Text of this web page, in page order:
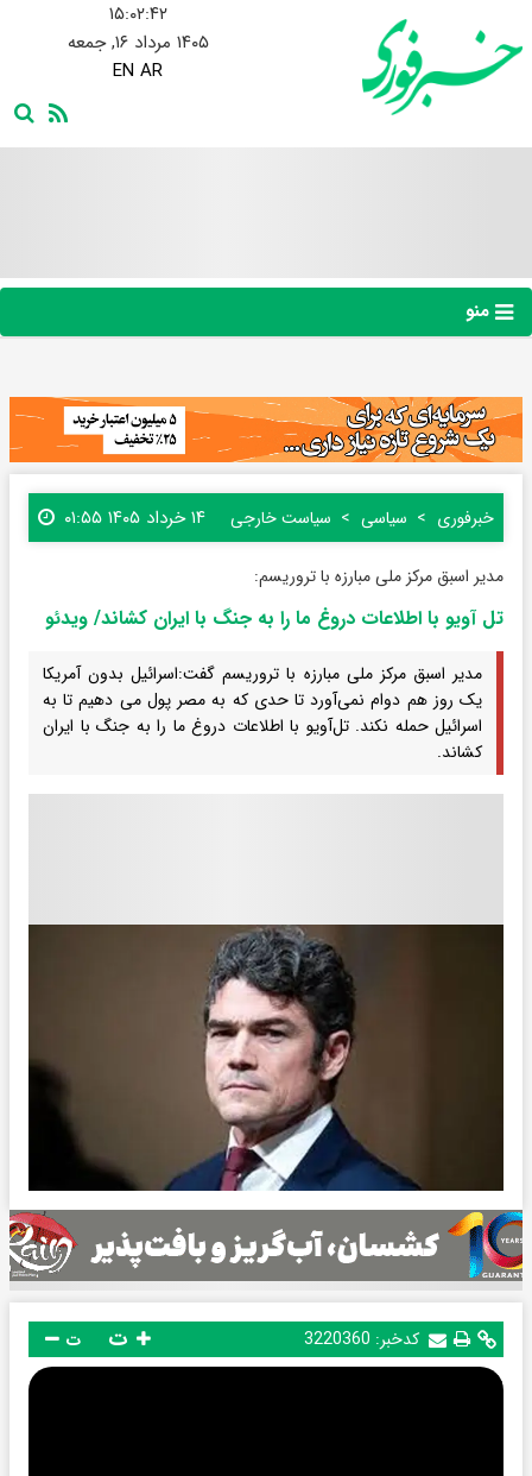
۱۵:۰۲:۴۳
۱۴۰۵ مرداد ۱۶, جمعه
EN AR
منو
خبرفوری سیاسی سیاست خارجی ۱۴ خرداد ۱۴۰۵ ۰۱:۵۵
مدیر اسبق مرکز ملی مبارزه با تروریسم:
تل آویو با اطلاعات دروغ ما را به جنگ با ایران کشاند/ ویدئو
مدیر اسبق مرکز ملی مبارزه با تروریسم گفت:اسرائیل بدون آمریکا
یک روز هم دوام نمی‌آورد تا حدی که به مصر پول می دهیم تا به
اسرائیل حمله نکند. تل‌آویو با اطلاعات دروغ ما را به جنگ با ایران
کشاند.
کدخبر: 3220360 ت